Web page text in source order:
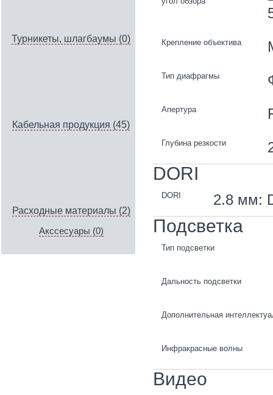
Турникеты, шлагбаумы (0)
Кабельная продукция (45)
Расходные материалы (2)
Акссесуары (0)
Крепление объектива
Тип диафрагмы
Апертура
Глубина резкости
DORI
DORI 2.8 мм:
Подсветка
Тип подсветки
Дальность подсветки
Дополнительная
Инфракрасные волны
Видео